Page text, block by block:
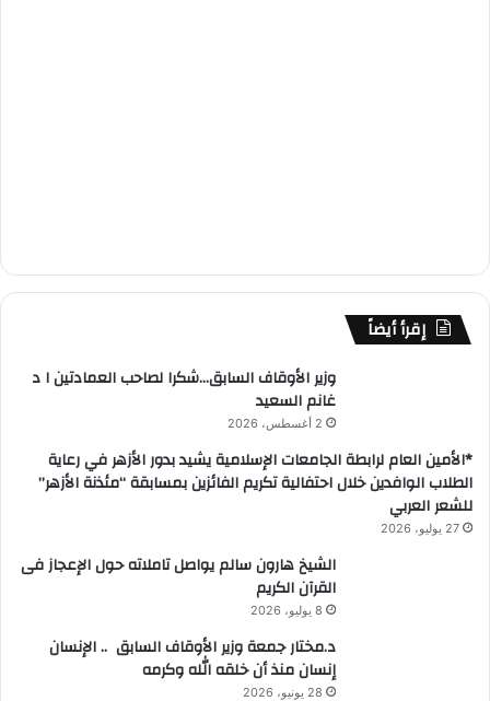
إقرأ أيضاً
وزير الأوقاف السابق…شكرا لصاحب العمادتين ا د
غانم السعيد
2 أغسطس، 2026
*الأمين العام لرابطة الجامعات الإسلامية يشيد بدور الأزهر في رعاية
الطلاب الوافدين خلال احتفالية تكريم الفائزين بمسابقة “مئذنة الأزهر”
للشعر العربي
27 يوليو، 2026
الشيخ هارون سالم يواصل تاملاته حول الإعجاز فى
القرآن الكريم
8 يوليو، 2026
د.مختار جمعة وزير الأوقاف السابق .. الإنسان
إنسان منذ أن خلقه الله وكرمه
28 يونيو، 2026